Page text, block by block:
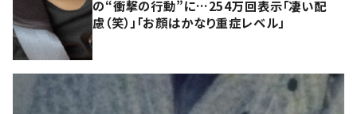
の“衝撃の行動”に…254万回表示「凄い配
慮（笑）」「お顔はかなり重症レベル」